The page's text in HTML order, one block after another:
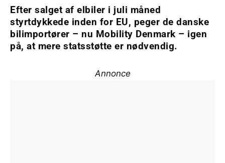
Efter salget af elbiler i juli måned
styrtdykkede inden for EU, peger de danske
bilimportører – nu Mobility Denmark – igen
på, at mere statsstøtte er nødvendig.
Annonce